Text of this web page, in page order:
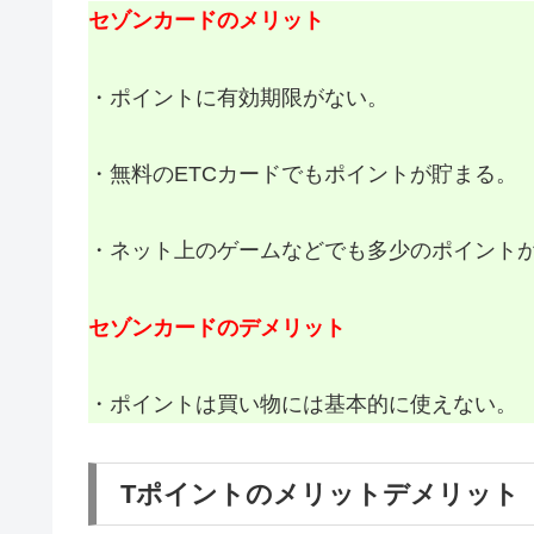
セゾンカードのメリット
・ポイントに有効期限がない。
・無料のETCカードでもポイントが貯まる。
・ネット上のゲームなどでも多少のポイント
セゾンカードのデメリット
・ポイントは買い物には基本的に使えない。
Tポイントのメリットデメリット